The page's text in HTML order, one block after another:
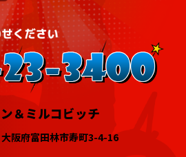
＆ミルコビッチ
阪府富田林市寿町3-4-16